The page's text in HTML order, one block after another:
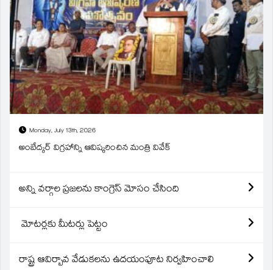
Monday, July 13th, 2026
అంబేద్కర్ విగ్రహాన్ని ఆవిష్కరించిన మంత్రి వివేక్
అన్ని వర్గాల ప్రజలను కాంగ్రెస్ మోసం చేసింది
మోటర్లకు మీటర్లు పెట్టం
రాష్ట్ర ఆవిర్బావ వేడుకలను ఉదయంపూట నిర్వహించాలి